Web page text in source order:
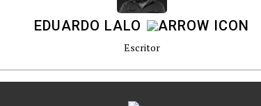
EDUARDO LALO
Escritor